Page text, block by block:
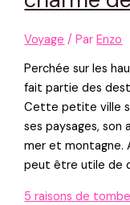
Voyage / ParEnzo
Perchée sur les
fait partie des
Cette petite ville
ses paysages,
mer et montagne.
peut être utile de
5 raisons de